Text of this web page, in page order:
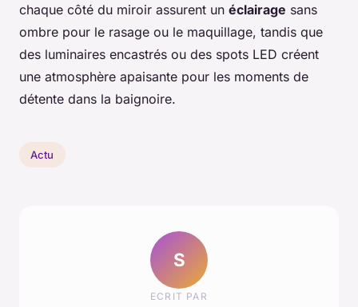
chaque côté du miroir assurent un éclairage sans
ombre pour le rasage ou le maquillage, tandis que
des luminaires encastrés ou des spots LED créent
une atmosphère apaisante pour les moments de
détente dans la baignoire.
Actu
S
ECRIT PAR